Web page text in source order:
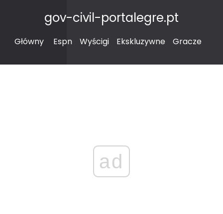
gov-civil-portalegre.pt
Główny Espn Wyścigi Ekskluzywne Gracze
ad